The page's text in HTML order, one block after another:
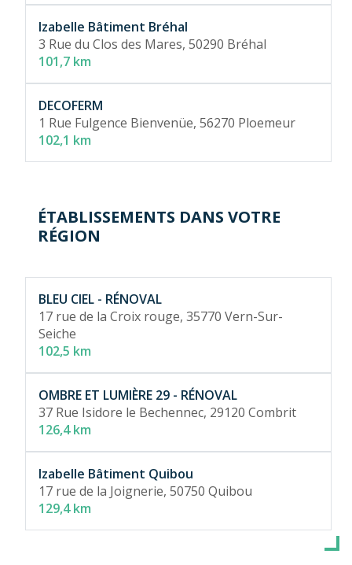
Izabelle Bâtiment Bréhal
3 Rue du Clos des Mares, 50290 Bréhal
101,7 km
DECOFERM
1 Rue Fulgence Bienvenüe, 56270 Ploemeur
102,1 km
ÉTABLISSEMENTS DANS VOTRE
RÉGION
BLEU CIEL - RÉNOVAL
17 rue de la Croix rouge, 35770 Vern-Sur-
Seiche
102,5 km
OMBRE ET LUMIÈRE 29 - RÉNOVAL
37 Rue Isidore le Bechennec, 29120 Combrit
126,4 km
Izabelle Bâtiment Quibou
17 rue de la Joignerie, 50750 Quibou
129,4 km